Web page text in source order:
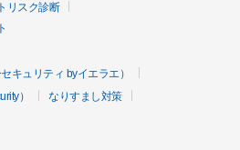
リスク診断
キュリティ byイエラエ）
）
なりすまし対策